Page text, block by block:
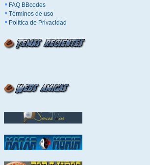
FAQ BBcodes
Términos de uso
Política de Privacidad